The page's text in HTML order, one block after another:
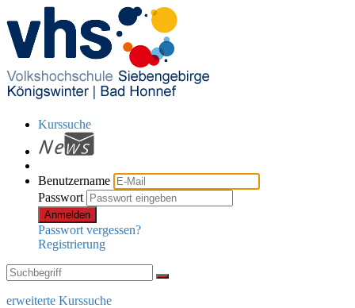
Kurssuche
Benutzername
Passwort
Anmelden
Passwort vergessen?
Registrierung
erweiterte Kurssuche